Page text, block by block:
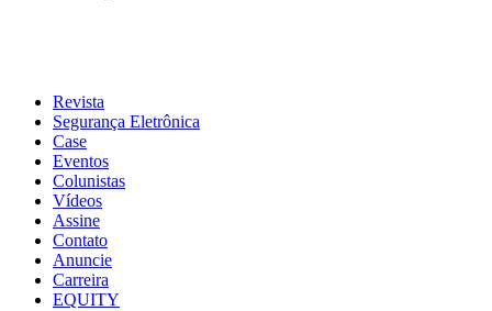
Revista
Segurança Eletrônica
Case
Eventos
Colunistas
Vídeos
Assine
Contato
Anuncie
Carreira
EQUITY